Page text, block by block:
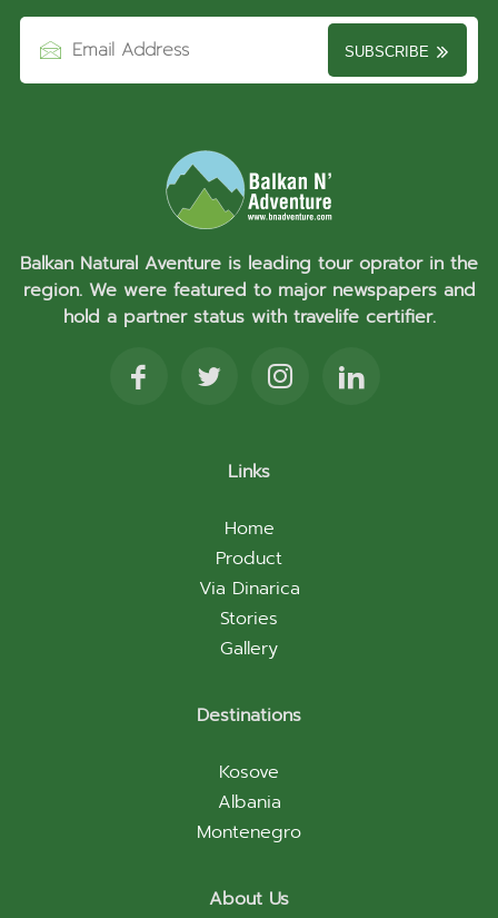
SUBSCRIBE
Balkan Natural Aventure is leading tour oprator in the
region. We were featured to major newspapers and
hold a partner status with travelife certifier.
Links
Home
Product
Via Dinarica
Stories
Gallery
Destinations
Kosove
Albania
Montenegro
About Us